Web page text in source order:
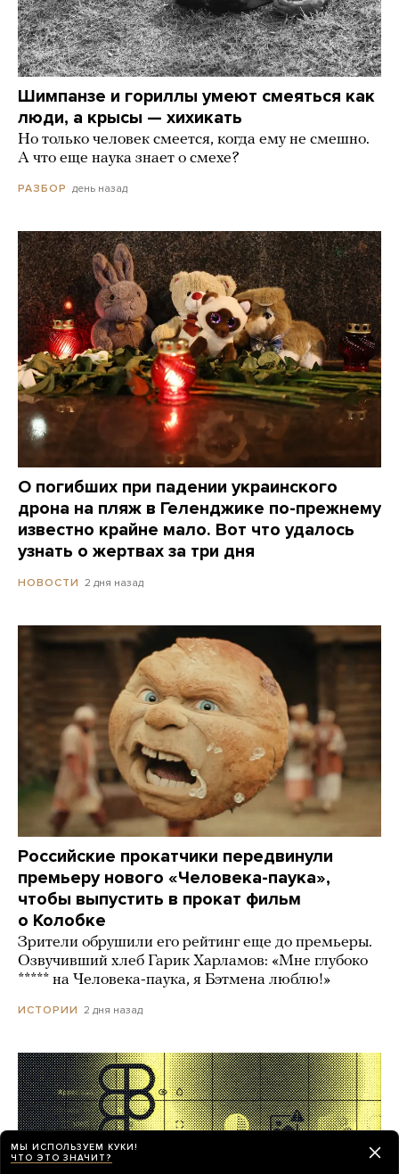
Шимпанзе и гориллы умеют смеяться как
люди, а крысы — хихикать
Но только человек смеется, когда ему не смешно.
А что еще наука знает о смехе?
РАЗБОР день назад
О погибших при падении украинского
дрона на пляж в Геленджике по-прежнему
известно крайне мало. Вот что удалось
узнать о жертвах за три дня
НОВОСТИ 2 дня назад
Российские прокатчики передвинули
премьеру нового «Человека-паука»,
чтобы выпустить в прокат фильм
о Колобке
Зрители обрушили его рейтинг еще до премьеры.
Озвучивший хлеб Гарик Харламов: «Мне глубоко
***** на Человека-паука, я Бэтмена люблю!»
ИСТОРИИ 2 дня назад
МЫ ИСПОЛЬЗУЕМ КУКИ!
ЧТО ЭТО ЗНАЧИТ?